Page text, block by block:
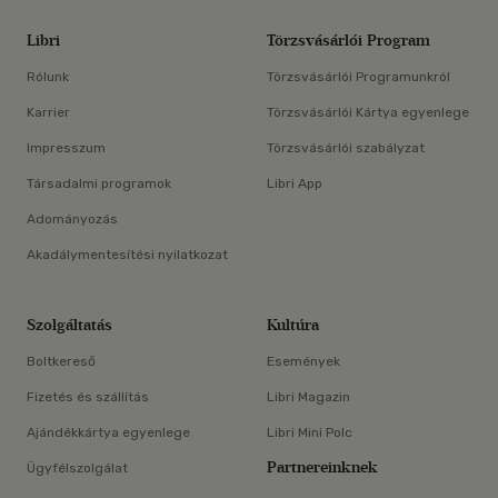
Libri
Rólunk
Karrier
Impresszum
Társadalmi programok
Adományozás
Akadálymentesítési nyilatkozat
Törzsvásárlói Program
Törzsvásárlói Programunkról
Törzsvásárlói Kártya egyenlege
Törzsvásárlói szabályzat
Libri App
Szolgáltatás
Boltkereső
Fizetés és szállítás
Ajándékkártya egyenlege
Ügyfélszolgálat
Kultúra
Események
Libri Magazin
Libri Mini Polc
Partnereinknek